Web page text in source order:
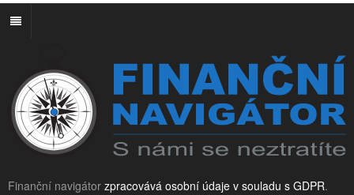
Finanční navigátor zpracovává osobní údaje v souladu s GDPR.